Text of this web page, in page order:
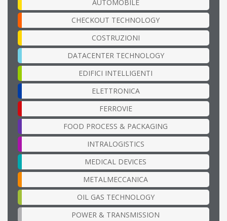
AUTOMOBILE
CHECKOUT TECHNOLOGY
COSTRUZIONI
DATACENTER TECHNOLOGY
EDIFICI INTELLIGENTI
ELETTRONICA
FERROVIE
FOOD PROCESS & PACKAGING
INTRALOGISTICS
MEDICAL DEVICES
METALMECCANICA
OIL GAS TECHNOLOGY
POWER & TRANSMISSION